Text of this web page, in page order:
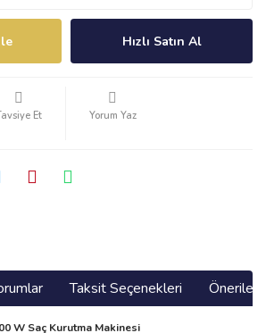
Hızlı Satın Al
Et Yorum Yaz
Taksit Seçenekleri
W Saç Kurutma Makinesi